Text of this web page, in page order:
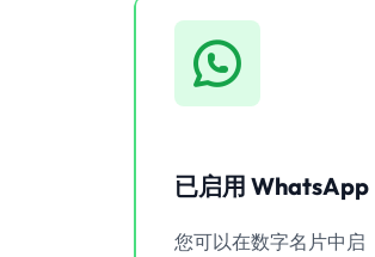
已启用 WhatsApp
您可以在数字名片中启